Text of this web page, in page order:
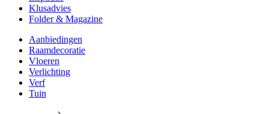
Klusadvies
Folder & Magazine
Aanbiedingen
Raamdecoratie
Vloeren
Verlichting
Verf
Tuin